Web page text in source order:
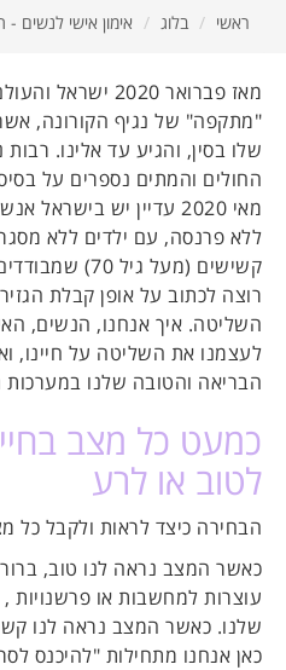
ראשי בלוג אימון אישי לנשים
מאז פברואר 2020
"מתקפה" של נגיף הקורונה,
שלו בסין, והגיע עד אלינו.
החולים והמתים נספרים על
מאי 2020 עדיין יש
ללא פרנסה, עם ילדים ללא
קשישים (מעל
רוצה לכתוב על אופן קבלת
השליטה. איך אנחנו, הנשים,
לעצמנו את השליטה על חיינו,
הבריאה והטובה שלנו במערכות
כמעט כל מצב
לטוב או לרע
הבחירה כיצד לראות ולקבל כל
כאשר המצב נראה לנו טוב,
עוצרות למחשבות או פרשנויות
שלנו. כאשר המצב נראה לנו
כאן אנחנו מתחילות "להיכנס